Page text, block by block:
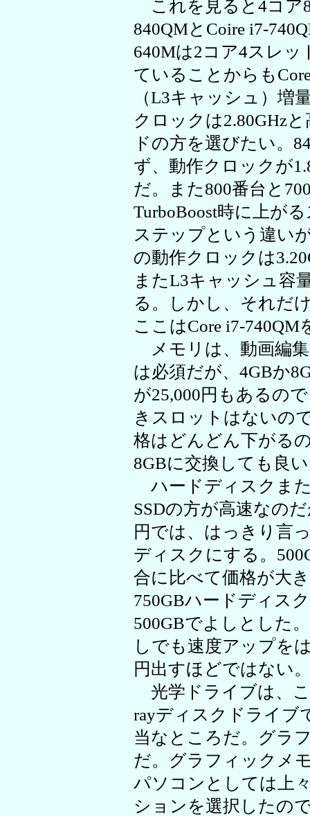
これを見ると4コア
840QMとCoire i7-
640Mは2コア4スレッ
ていることからも
（L3キャッシュ）増
クロックは2.80GHz
ドの方を選びたい。
ず、動作クロックが
だ。また800番台と
TurboBoost時に上が
ステップという違い
の動作クロックは
またL3キャッシュ容
る。しかし、それだ
ここはCore i7-740QM
メモリは、動画編
は必須だが、4GBか
が25,000円もあるの
きスロットはないの
格はどんどん下がる
8GBに交換しても良
ハードディスクま
SSDの方が高速なの
円では、はっきり言
ディスクにする。
合に比べて価格が大
750GBハードディス
500GBでよしとした
しでも速度アップを
円出すほどではない
光学ドライブは、
rayディスクドライブ
当なところだ。グラ
だ。グラフィックメ
パソコンとしては上
ションを選択したの